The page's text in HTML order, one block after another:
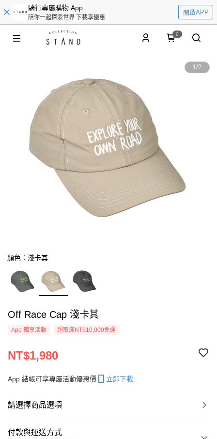
騎行專屬購物 App
陪你一起探索世界 下載享優惠
開啟APP
0
1/2
顏色：淺卡其
Off Race Cap 淺卡其
App 獨享活動 超取滿NT$10,000免運
NT$1,980
App 結帳可享專屬活動優惠價 立即下載
請選擇商品選項
付款與運送方式